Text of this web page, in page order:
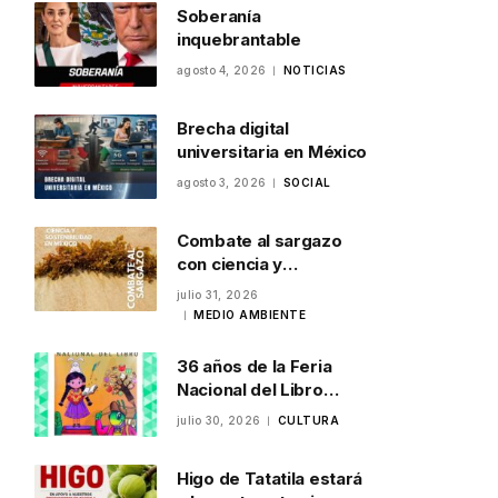
Soberanía
inquebrantable
agosto 4, 2026 NOTICIAS
Brecha digital
universitaria en México
agosto 3, 2026 SOCIAL
Combate al sargazo
con ciencia y
sostenibilidad en
México
julio 31, 2026
MEDIO AMBIENTE
36 años de la Feria
Nacional del Libro
Infantil y Juvenil en
julio 30, 2026 CULTURA
Higo de Tatatila estará